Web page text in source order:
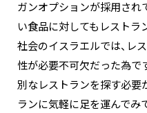
ガンオプションが採用され
い食品に対してもレストラ
社会のイスラエルでは、レ
性が必要不可欠だった為で
別なレストランを探す必要
ランに気軽に足を運んでみ